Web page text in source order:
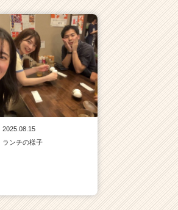
2025.08.15
ランチの様子